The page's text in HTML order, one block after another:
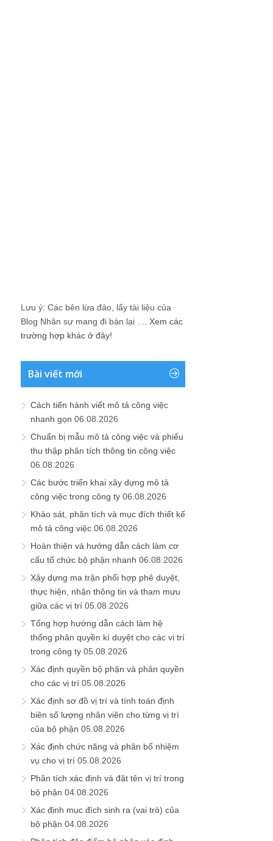
Lưu ý: Các bên lừa đảo, lấy tài liệu của
Blog Nhân sự mang đi bán lại .... Xem các
trường hợp khác ở đây!
Bài viết mới
Cách tiến hành viết mô tả công việc
nhanh gọn 06.08.2026
Chuẩn bị mẫu mô tả công việc và phiếu
thu thập phân tích thông tin công việc
06.08.2026
Các bước triển khai xây dựng mô tả
công việc trong công ty 06.08.2026
Khảo sát, phân tích và mục đích thiết kế
mô tả công việc 06.08.2026
Hoàn thiện và hướng dẫn cách làm cơ
cấu tổ chức bộ phận nhanh 06.08.2026
Xây dựng ma trận phối hợp phê duyệt,
thực hiện, nhận thông tin và tham mưu
giữa các vị trí 05.08.2026
Tổng hợp hướng dẫn cách làm hệ
thống phân quyền kí duyệt cho các vị trí
trong công ty 05.08.2026
Xác định quyền bộ phận và phân quyền
cho các vị trí 05.08.2026
Xác định sơ đồ vị trí và tính toán định
biên số lượng nhân viên cho từng vị trí
của bộ phận 05.08.2026
Xác định chức năng và phân bổ nhiệm
vụ cho vị trí 05.08.2026
Phân tích xác định và đặt tên vị trí trong
bộ phận 04.08.2026
Xác định mục đích sinh ra (vai trò) của
bộ phận 04.08.2026